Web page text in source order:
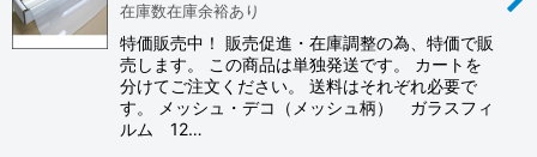
在庫数在庫余裕あり
特価販売中！ 販売促進・在庫調整の為、特価で販
売します。 この商品は単独発送です。 カートを
分けてご注文ください。 送料はそれぞれ必要で
す。 メッシュ・デコ（メッシュ柄） ガラスフィ
ルム 12…